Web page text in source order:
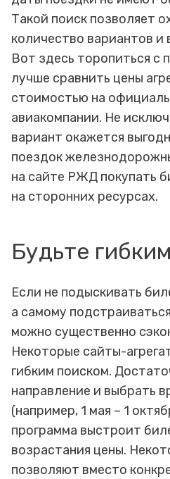
Такой поиск позволяет
количество вариантов
Вот здесь торопиться с
лучше сравнить цены
стоимостью на
авиакомпании. Не
вариант окажется
поездок
на сайте РЖД покупать
на сторонних ресурсах.
Будьте
Если не подыскивать
а самому
можно существенно
Некоторые сайты-
гибким поиском.
направление и выбрать
(например, 1 мая – 1
программа выстроит
возрастания цены.
позволяют вместо